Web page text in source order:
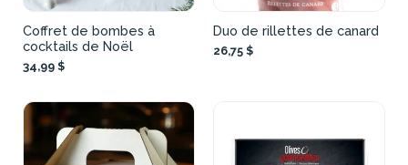
Coffret de bombes à
cocktails de Noël
34,99 $
Duo de rillettes de canard
26,75 $